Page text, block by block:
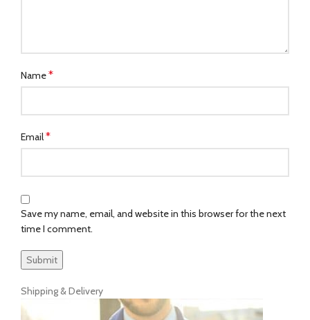
Name*
Email*
Save my name, email, and website in this browser for the next
time I comment.
Shipping & Delivery